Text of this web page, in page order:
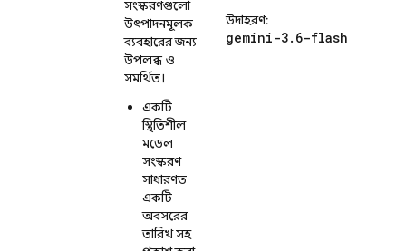
সংস্করণগুলো
উৎপাদনমূলক
ব্যবহারের জন্য
উপলব্ধ ও
সমর্থিত।
একটি
স্থিতিশীল
মডেল
সংস্করণ
সাধারণত
একটি
অবসরের
তারিখ সহ
উদাহরণ:
gemini-3.6-flash